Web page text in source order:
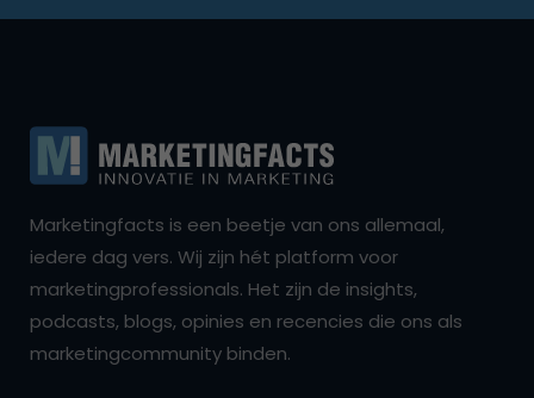
Marketingfacts is een beetje van ons allemaal,
iedere dag vers. Wij zijn hét platform voor
marketingprofessionals. Het zijn de insights,
podcasts, blogs, opinies en recencies die ons als
marketingcommunity binden.